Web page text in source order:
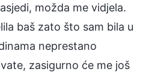
možda me vidjela.
baš zato što sam bila u
neprestano
zasigurno će me još